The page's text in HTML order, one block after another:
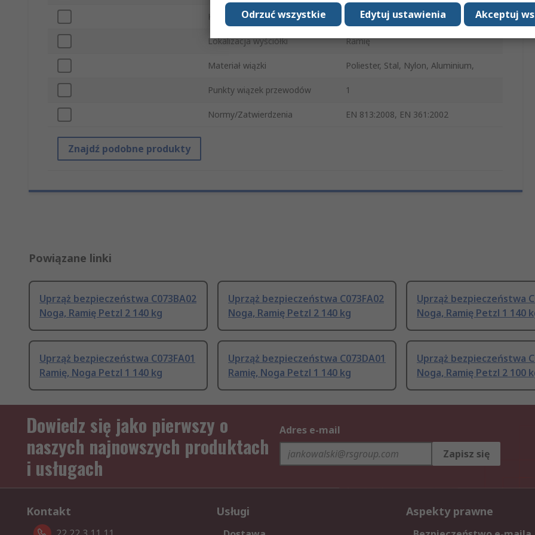
Kolor uprzęży Czarny, Żółty
Lokalizacja wyściółki Ramię
Materiał wiązki Poliester, Stal, Nylon, Aluminium,
Punkty wiązek przewodów 1
Normy/Zatwierdzenia EN 813:2008, EN 361:2002
Znajdź podobne produkty
Powiązane linki
Uprząż bezpieczeństwa C073BA02
Noga, Ramię Petzl 2 140 kg
Uprząż bezpieczeństwa C073FA02
Noga, Ramię Petzl 2 140 kg
Uprząż bezpieczeństwa
Noga, Ramię Petzl 1 140
Uprząż bezpieczeństwa C073FA01
Ramię, Noga Petzl 1 140 kg
Uprząż bezpieczeństwa C073DA01
Ramię, Noga Petzl 1 140 kg
Uprząż bezpieczeństwa
Noga, Ramię Petzl 2 100
Dowiedz się jako pierwszy o
naszych najnowszych produktach
i usługach
Adres e-mail
Zapisz się
Kontakt Usługi Aspekty prawne
Akceptuj
Edytuj ustawienia
Odrzuć wszystkie